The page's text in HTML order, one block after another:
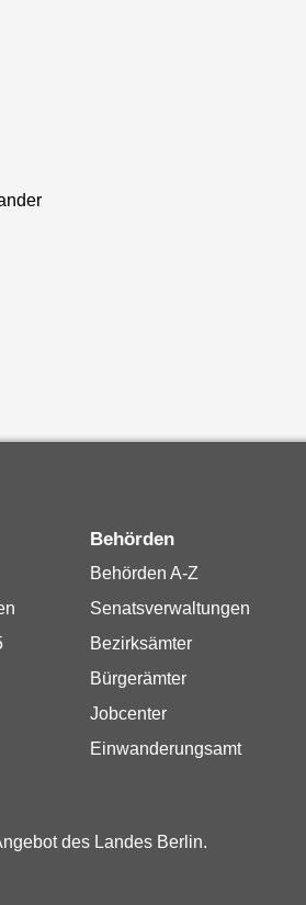
Behörden
Behörden A-Z
Senatsverwaltungen
Bezirksämter
Bürgerämter
Jobcenter
Einwanderungsamt
des Landes Berlin.